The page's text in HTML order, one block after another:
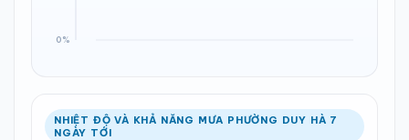
NHIỆT ĐỘ VÀ KHẢ NĂNG MƯA PHƯỜNG DUY HÀ 7
NGÀY TỚI